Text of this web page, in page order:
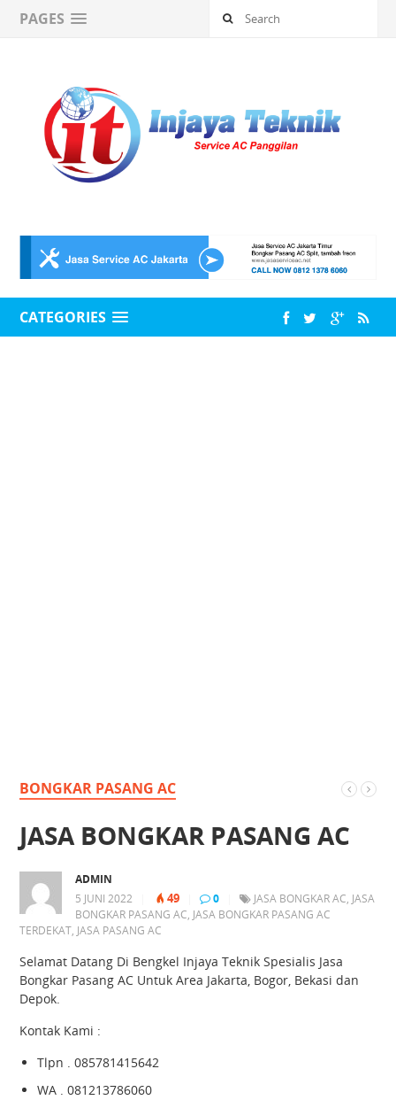
PAGES
CATEGORIES
BONGKAR PASANG AC
JASA BONGKAR PASANG AC
ADMIN
5 JUNI 2022
49 0 JASA BONGKAR AC, JASA
BONGKAR PASANG AC, JASA BONGKAR PASANG AC
TERDEKAT, JASA PASANG AC
Selamat Datang Di Bengkel Injaya Teknik Spesialis Jasa
Bongkar Pasang AC Untuk Area Jakarta, Bogor, Bekasi dan
Depok.
Kontak Kami :
Tlpn . 085781415642
WA . 081213786060